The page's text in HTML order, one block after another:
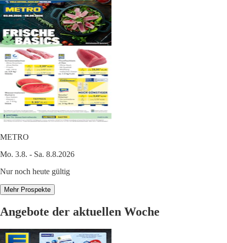
METRO
Mo. 3.8. - Sa. 8.8.2026
Nur noch heute gültig
Mehr Prospekte
Angebote der aktuellen Woche